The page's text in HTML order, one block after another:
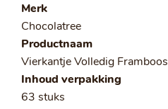
Merk
Chocolatree
Productnaam
Vierkantje Volledig Framboos
Inhoud verpakking
63 stuks